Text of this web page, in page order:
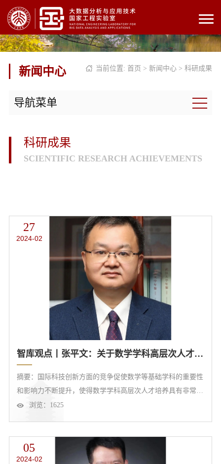
当前位置: 首页 > 新闻中心 > 科研成果
新闻中心
导航菜单
科研成果
SCIENTIFIC RESEARCH ACHIEVEMENTS
27
2024-02
智库观点丨张平文：关于数学学科高层次人才培养的思考
摘要：国际科技创新方面的竞争促使数学等基础学科的重要性
和影响力不断提升，使得数学学科高层次人才培养具有非常重
要的意义。通过梳理美国、法国、苏联等数学强国的人才培养
细阐述北大数学在文化与传承、人才培养新举措，以及根据基
础数学和应用数学的特点构建不同培养模式等方面的特色，结
浏览： 1625
05
2024-02